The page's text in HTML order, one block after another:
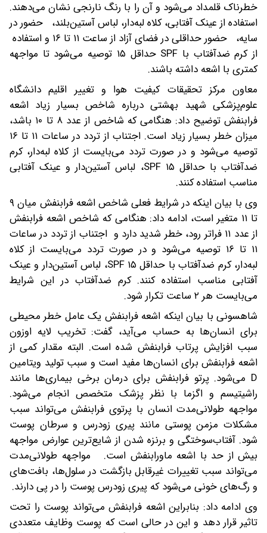
خطرناک قلمداد می‌شود و آن را با رنگ نارنجی نشان می‌دهند.
استفاده از عینک آفتابی، کلاه لبه‌دار، لباس آستین‌بلند، حضور در
سایه، حضور حداقلی در فضای آزاد از ساعت ۱۱ تا ۱۶ و استفاده
از کرم ضدآفتاب با SPF حداقل ۱۵ توصیه می‌شود تا مواجهه
کمتری با اشعه داشته باشند.
معاون مرکز تحقیقات کیفیت هوا و تغییر اقلیم دانشگاه
علوم‌پزشکی شهید بهشتی درباره شاخص بسیار زیاد اشعه
فرابنفش توضیح داد: هنگامی که شاخص از عدد ۸ تا ۱۰ باشد،
میزان خطر بسیار زیاد است. اجتناب از تردد در ساعات ۱۱ تا ۱۶
توصیه می‌شود و در صورت تردد می‌بایست از کلاه لبه‌دار، کرم
ضدآفتاب با حداقل SPF ۱۵، لباس آستین‌دار و عینک آفتابی
مناسب استفاده کنند.
وی با بیان اینکه در شرایط فعلی شاخص اشعه فرابنفش میان ۹
تا ۱۱ متغیر است، ادامه داد: هنگامی که شاخص اشعه فرابنفش
از عدد ۱۱ فراتر رود، خطر شدید دارد و اجتناب از تردد در ساعات
۱۱ تا ۱۶ توصیه می‌شود و در صورت تردد می‌بایست از کلاه
لبه‌دار، کرم ضدآفتاب با حداقل SPF ۱۵، لباس آستین‌دار و عینک
آفتابی مناسب استفاده کنند. کرم ضدآفتاب در این شرایط
می‌بایست هر ۲ ساعت تکرار شود.
شاهسونی با بیان اینکه اشعه فرابنفش یک عامل خطر محیطی
برای انسان‌ها به حساب می‌آید، گفت: تخریب لایه اوزون
سبب افزایش پرتاب فرابنفش شده است. البته مقدار کمی از
اشعه فرابنفش برای انسان‌ها مفید است و سبب تولید ویتامین
D می‌شود. پرتو فرابنفش برای درمان برخی بیماری‌ها مانند
راشیتیسم و اگزما با نظر پزشک متخصص انجام می‌شود.
مواجهه طولانی‌مدت انسان با پرتوی فرابنفش می‌تواند سبب
مشکلات مزمن پوستی مانند پیری زودرس و سرطان پوست
شود. آفتاب‌سوختگی و برنزه شدن از شایع‌ترین عوارض مواجهه
بیش از حد با اشعه ماورابنفش است. مواجهه طولانی‌مدت
می‌تواند سبب تغییرات غیرقابل بازگشت در سلول‌ها، بافت‌های
و رگ‌های خونی می‌شود که پیری زودرس پوست را در پی دارند.
وی ادامه داد: بنابراین اشعه فرابنفش می‌تواند پوست را تحت
تاثیر قرار دهد و این در حالی است که پوست وظایف متعددی